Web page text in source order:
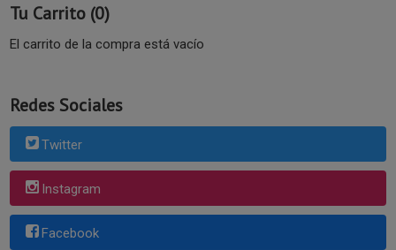
Tu Carrito (0)
El carrito de la compra está vacío
Redes Sociales
Twitter
Instagram
Facebook